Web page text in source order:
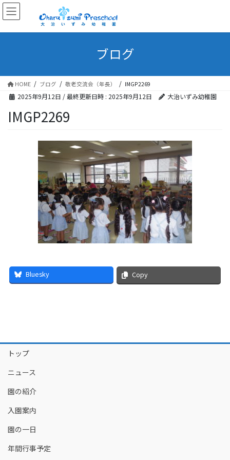
ブログ
HOME ブログ 敬老交流会（年長） IMGP2269
2025年9月12日 / 最終更新日時 : 2025年9月12日 大治いずみ幼稚園
IMGP2269
Bluesky Copy
トップ
ニュース
園の紹介
入園案内
園の一日
年間行事予定